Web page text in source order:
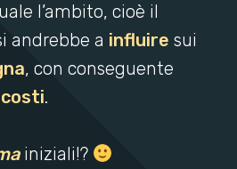
l’ambito, cioè il
andrebbe a influire sui
, con conseguente
.
iniziali!?